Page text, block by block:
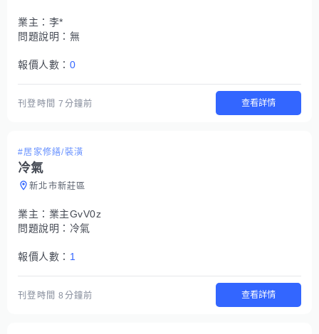
業主： 李*
問題說明： 無
報價人數： 0
刊登時間7分鐘前 查看詳情
#居家修繕/裝潢
冷氣
新北市新莊區
業主： 業主GvV0z
問題說明： 冷氣
報價人數： 1
刊登時間8分鐘前 查看詳情